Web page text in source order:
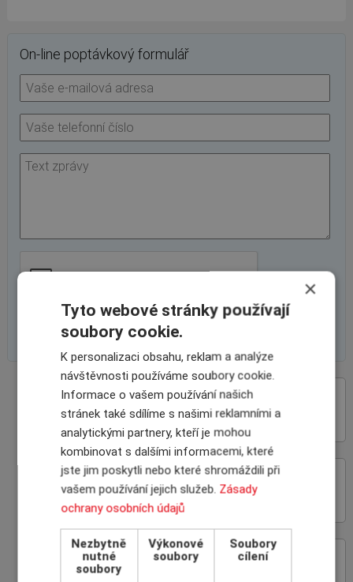
On-line poptávkový formulář
VÝHODY SPOLUPRÁCE
S INSCOM
ON-LINE ROZHRANÍ
POJIŠŤOVEN
PROČ POJIŠŤOVAT
×
Tyto webové stránky používají
soubory cookie.
K personalizaci obsahu, reklam a analýze
návštěvnosti používáme soubory cookie.
Informace o vašem používání našich
stránek také sdílíme s našimi reklamními a
analytickými partnery, kteří je mohou
kombinovat s dalšími informacemi, které
jste jim poskytli nebo které shromáždili při
vašem používání jejich služeb. Zásady
ochrany osobních údajů
Nezbytně
nutné
soubory
Výkonové
soubory
Soubory
cílení